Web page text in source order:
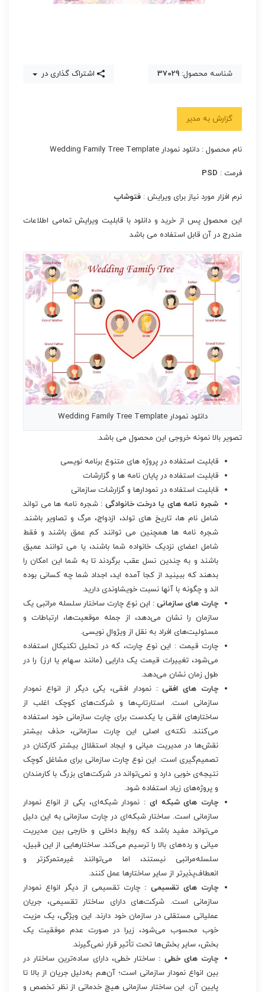
شناسه محصول: 37029 اشتراک گذاری در
گزارش به مدیر
نام محصول : دانلود نمودار Wedding Family Tree Template
فرمت : PSD
نرم افزار مورد نیاز برای ویرایش : فتوشاپ
این محصول پس از خرید و دانلود با قابلیت ویرایش تمامی اطلاعات
مندرج در آن قابل استفاده می باشد
دانلود نمودار Wedding Family Tree Template
تصویر بالا نمونه خروجی این محصول می باشد.
قابلیت استفاده در پروژه های متنوع برنامه نویسی
قابلیت استفاده در پایان نامه ها و گزارشات
قابلیت استفاده در نمودارها و گزارشات سازمانی
شجره نامه های یا درخت خانوادگی : شجره نامه ها می تواند
شامل نام ها، تاریخ های تولد، ازدواج، مرگ و تصاویر باشند.
شجره نامه ها همچنین می توانند کم عمق باشند و فقط
شامل اعضای نزدیک خانواده شما باشند، یا می توانند عمیق
باشند و به چندین نسل عقب برگردند تا به شما این امکان را
بدهند که ببینید از کجا آمده اید، اجداد شما چه کسانی بوده
اند و چگونه با آنها نسبت خویشاوندی دارید.
چارت های سازمانی : این نوع چارت ساختار سلسله مراتبی یک
سازمان را نشان می‌دهد، از جمله موقعیت‌ها، ارتباطات و
مسئولیت‌های افراد به نقل از ویژوال نویسی.
چارت قیمت : این نوع چارت، که در تحلیل تکنیکال استفاده
می‌شود، تغییرات قیمت یک دارایی (مانند سهام یا ارز) را در
طول زمان نشان می‌دهد.
چارت های افقی : نمودار افقی، یکی دیگر از انواع نمودار
سازمانی است. استارتاپ‌ها و شرکت‌های کوچک اغلب از
ساختارهای افقی یا یکدست برای چارت‌ سازمانی خود استفاده
می‌کنند. نکته‌ی اصلی این چارت سازمانی، حذف بیشتر
نقش‌ها در مدیریت میانی و ایجاد استقلال بیشتر کارکنان در
تصمیم‌گیری است. این نوع چارت سازمانی برای مشاغل کوچک
نتیجه‌ی خوبی دارد و نمی‌تواند در شرکت‌های بزرگ با کارمندان
و پروژه‌های زیاد استفاده شود.
چارت های شبکه ای : نمودار شبکه‌ای، یکی از انواع نمودار
سازمانی است. ساختار شبکه‌ای در چارت‌ سازمانی به این دلیل
می‌تواند مفید باشد که روابط داخلی و خارجی بین مدیریت
میانی و رده‌های بالا را ترسیم می‌کند. ساختارهایی از این قبیل،
سلسله‌مراتبی نیستند، اما می‌توانند غیرمتمرکزتر و
انعطاف‌پذیرتر از سایر ساختارها عمل کنند.
چارت های تقسیمی : چارت تقسیمی از دیگر انواع نمودار
سازمانی است. شرکت‌های دارای ساختار تقسیمی، جریان
عملیاتی مستقلی در سازمان خود دارند. این ویژگی، یک مزیت
خوب محسوب می‌شود، زیرا در صورت عدم موفقیت یک
بخش، سایر بخش‌ها تحت تأثیر قرار نمی‌گیرند.
چارت های خطی : ساختار خطی، دارای ساده‌ترین ساختار در
بین انواع نمودار سازمانی است؛ آن‌هم به‌دلیل جریان از بالا تا
پایین آن. این ساختار سازمانی هیچ خدماتی از نظر تخصص و